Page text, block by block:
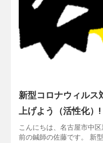
新型コロナウィルス
上げよう（活性化）!
こんにちは、名古屋市中
前の鍼師の佐藤です。 新